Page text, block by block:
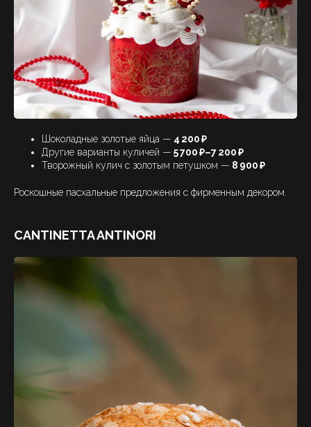
Шоколадные золотые яйца — 4 200 ₽
Другие варианты куличей — 5 700 ₽–7 200 ₽
Творожный кулич с золотым петушком — 8 900 ₽
Роскошные пасхальные предложения с фирменным декором.
CANTINETTA ANTINORI